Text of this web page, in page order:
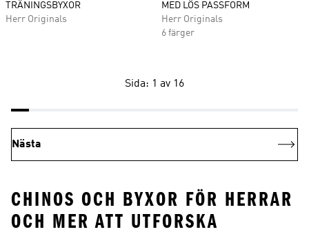
TRÄNINGSBYXOR
Herr Originals
MED LÖS PASSFORM
Herr Originals
6 färger
Sida: 1 av 16
Nästa
CHINOS OCH BYXOR FÖR HERRAR
OCH MER ATT UTFORSKA